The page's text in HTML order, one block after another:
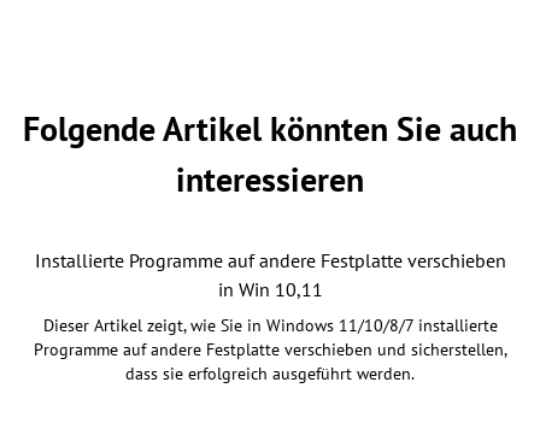
Folgende Artikel könnten Sie auch
interessieren
Installierte Programme auf andere Festplatte verschieben
in Win 10,11
Dieser Artikel zeigt, wie Sie in Windows 11/10/8/7 installierte
Programme auf andere Festplatte verschieben und sicherstellen,
dass sie erfolgreich ausgeführt werden.